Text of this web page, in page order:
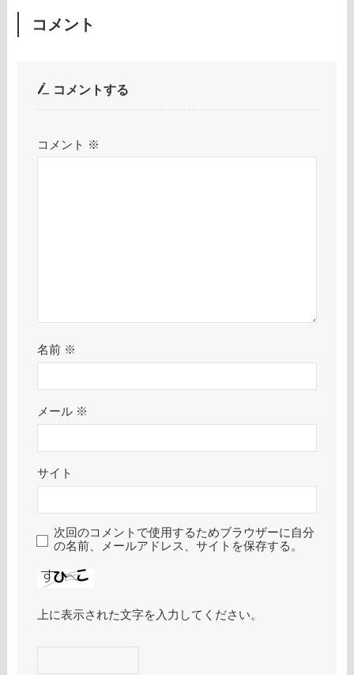
コメント
コメントする
コメント ※
名前 ※
メール ※
サイト
次回のコメントで使用するためブラウザーに自分
の名前、メールアドレス、サイトを保存する。
上に表示された文字を入力してください。